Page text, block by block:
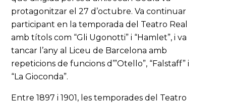
protagonitzar el 27 d’octubre. Va continuar
participant en la temporada del Teatro Real
amb títols com “Gli Ugonotti” i “Hamlet”, i va
tancar l’any al Liceu de Barcelona amb
repeticions de funcions d’”Otello”, “Falstaff” i
“La Gioconda”.
Entre 1897 i 1901, les temporades del Teatro